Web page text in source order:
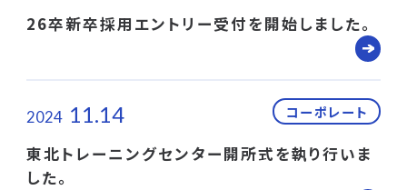
26卒新卒採用エントリー受付を開始しました。
2024 11.14 コーポレート
東北トレーニングセンター開所式を執り行いま
した。